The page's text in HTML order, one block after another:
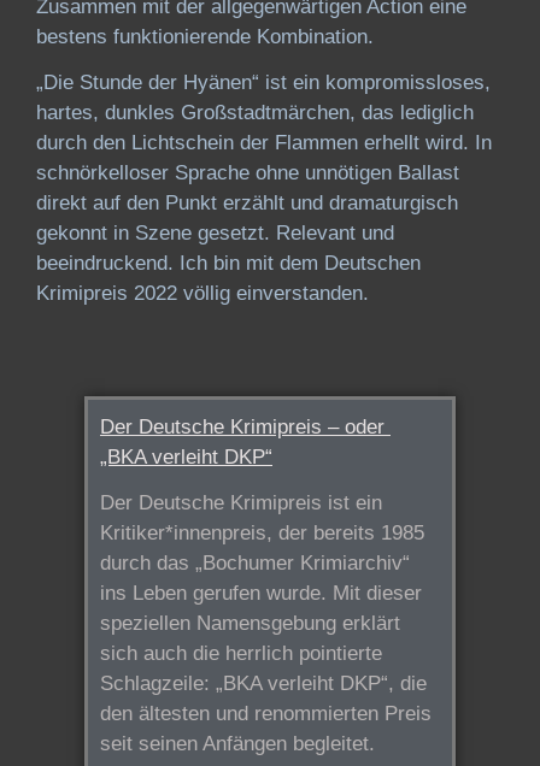
Zusammen mit der allgegenwärtigen Action eine
bestens funktionierende Kombination.
„Die Stunde der Hyänen“ ist ein kompromissloses,
hartes, dunkles Großstadtmärchen, das lediglich
durch den Lichtschein der Flammen erhellt wird. In
schnörkelloser Sprache ohne unnötigen Ballast
direkt auf den Punkt erzählt und dramaturgisch
gekonnt in Szene gesetzt. Relevant und
beeindruckend. Ich bin mit dem Deutschen
Krimipreis 2022 völlig einverstanden.
Der Deutsche Krimipreis – oder
„BKA verleiht DKP“
Der Deutsche Krimipreis ist ein
Kritiker*innenpreis, der bereits 1985
durch das „Bochumer Krimiarchiv“
ins Leben gerufen wurde. Mit dieser
speziellen Namensgebung erklärt
sich auch die herrlich pointierte
Schlagzeile: „BKA verleiht DKP“, die
den ältesten und renommierten Preis
seit seinen Anfängen begleitet.